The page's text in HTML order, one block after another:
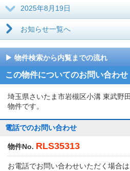
2025年8月19日
お知らせ一覧へ
物件検索から内覧までの流れ
この物件についてのお問い合わせ
埼玉県さいたま市岩槻区小溝 東武野
物件です。
電話でのお問い合わせ
物件No. RLS35313
お電話でお問い合わせいただく場合は